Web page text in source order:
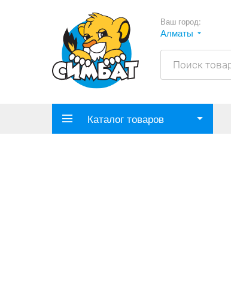
Ваш город:
Алматы
Каталог товаров